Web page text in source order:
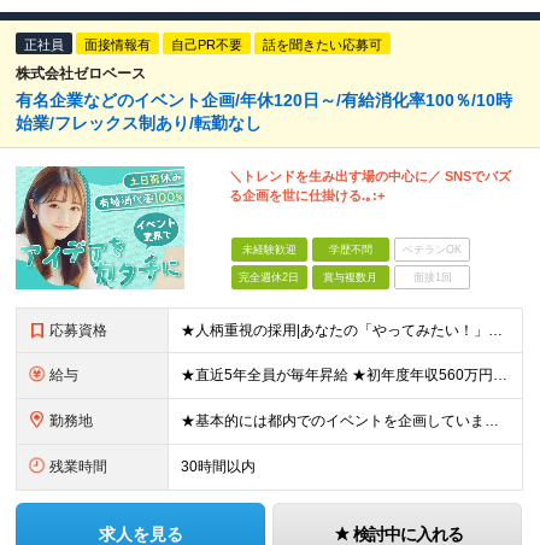
正社員 面接情報有 自己PR不要 話を聞きたい応募可
株式会社ゼロベース
有名企業などのイベント企画/年休120日～/有給消化率100％/10時
始業/フレックス制あり/転勤なし
＼トレンドを生み出す場の中心に／ SNSでバズ
る企画を世に仕掛ける.｡:+
未経験歓迎 学歴不問 ベテランOK
完全週休2日 賞与複数月 面接1回
応募資格 ★人柄重視の採用|あなたの「やってみたい！」をぜひ面接でお聞かせください♪ ★イベント・SNS好きにピッタリ！好奇心旺盛な方に向いています◎ ◆未経験OK ◆学歴不問 ◆日本の義務教育課程を修了して
給与 ★直近5年全員が毎年昇給 ★初年度年収560万円も可！ 月給：26万円～40万円＋賞与年2回 ★あなたのご経験を最大限評価します！ ―――――――――――――――――― 面接の後半に、担当者から「
勤務地 ★基本的には都内でのイベントを企画しています◎ ★「四ツ谷駅」より徒歩1分と好立地！中央線・総武線・丸ノ内線・南北線 ※年に数回、旅行感覚で地方イベントを企画することも！ 【本社】 東京都新宿区四谷
残業時間 30時間以内
求人を見る 検討中に入れる